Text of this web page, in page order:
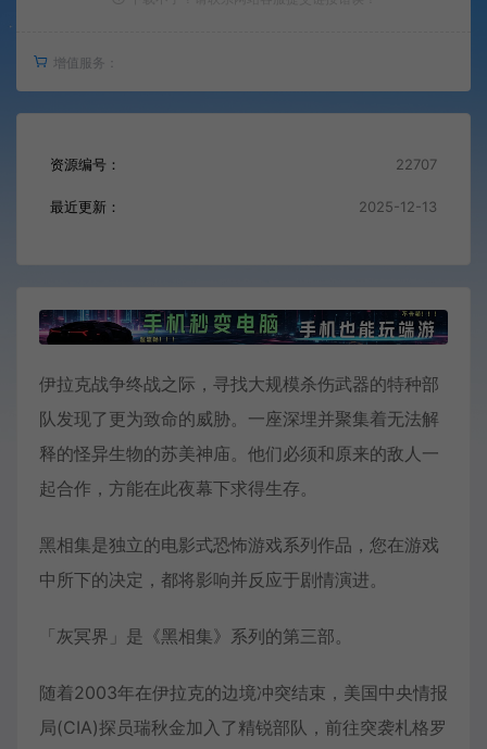
增值服务：
资源编号： 22707
最近更新： 2025-12-13
伊拉克战争终战之际，寻找大规模杀伤武器的特种部
队发现了更为致命的威胁。一座深埋并聚集着无法解
释的怪异生物的苏美神庙。他们必须和原来的敌人一
起合作，方能在此夜幕下求得生存。
黑相集是独立的电影式恐怖游戏系列作品，您在游戏
中所下的决定，都将影响并反应于剧情演进。
「灰冥界」是《黑相集》系列的第三部。
随着2003年在伊拉克的边境冲突结束，美国中央情报
局(CIA)探员瑞秋金加入了精锐部队，前往突袭札格罗